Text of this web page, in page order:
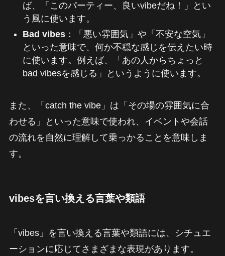
ば、「このパーティー、良いvibeだね！」とい
う風に使います。
Bad vibes：「悪い雰囲気」や「不安な空気」
といった意味で、何か不穏な感じを伝えたい時
に使います。例えば、「あの人からちょっと
bad vibesを感じる」というように使います。
また、「catch the vibe」は「その場の雰囲気に合
わせる」といった意味で使われ、イベントや会話
の流れを自然に理解して乗っかることを意味しま
す。
vibesを言い換える言葉や類語
「vibes」を言い換える言葉や類語には、シチュエ
ーションに応じてさまざまな表現があります。